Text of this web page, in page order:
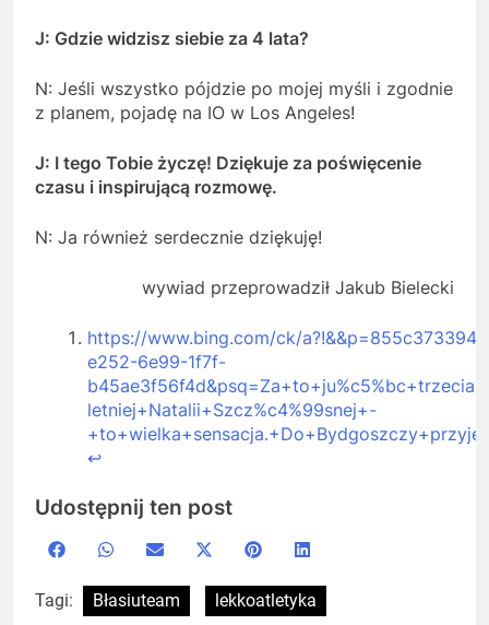
J: Gdzie widzisz siebie za 4 lata?
N: Jeśli wszystko pójdzie po mojej myśli i zgodnie
z planem, pojadę na IO w Los Angeles!
J: I tego Tobie życzę! Dziękuje za poświęcenie
czasu i inspirującą rozmowę.
N: Ja również serdecznie dziękuję!
wywiad przeprowadził Jakub Bielecki
https://www.bing.com/ck/
e252-6e99-1f7f-
letniej+Natalii+Szcz%c4%99snej+-
↩︎
Udostępnij ten post
Share
Facebook
Share
WhatsApp
Share
Email
Share
Share
Pinterest
Tagi: Błasiuteam lekkoatletyka